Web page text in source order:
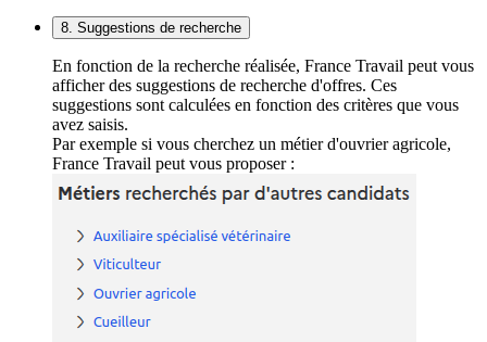
8. Suggestions de recherche
En fonction de la recherche réalisée, France Travail peut vous
afficher des suggestions de recherche d'offres. Ces
suggestions sont calculées en fonction des critères que vous
avez saisis.
Par exemple si vous cherchez un métier d'ouvrier agricole,
France Travail peut vous proposer :